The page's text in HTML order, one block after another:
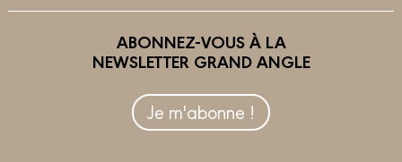
ABONNEZ-VOUS À LA
NEWSLETTER GRAND ANGLE
Je m'abonne !